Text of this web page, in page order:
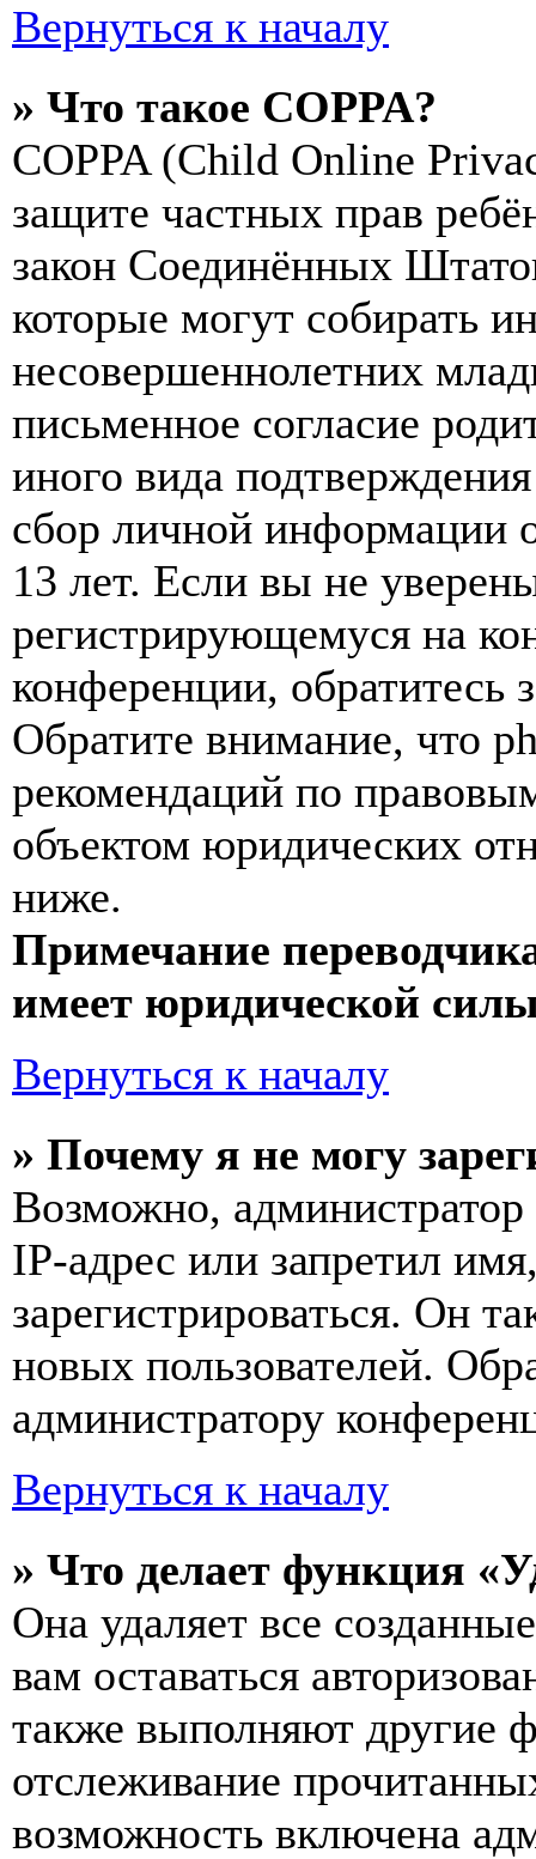
Вернуться к началу
» Что такое COPPA?
COPPA (Child Online
защите частных прав
закон Соединённых
которые могут собирать
несовершеннолетних
письменное согласие
иного вида
сбор личной информации
13 лет. Если вы не
регистрирующемуся на
конференции, обратитесь
Обратите внимание, что
рекомендаций по
объектом юридических
ниже.
Примечание
имеет юридической
Вернуться к началу
» Почему я не могу
Возможно,
IP-адрес или запретил
зарегистрироваться. Он
новых пользователей.
администратору
Вернуться к началу
» Что делает функция
Она удаляет все
вам оставаться
также выполняют другие
отслеживание
возможность включена